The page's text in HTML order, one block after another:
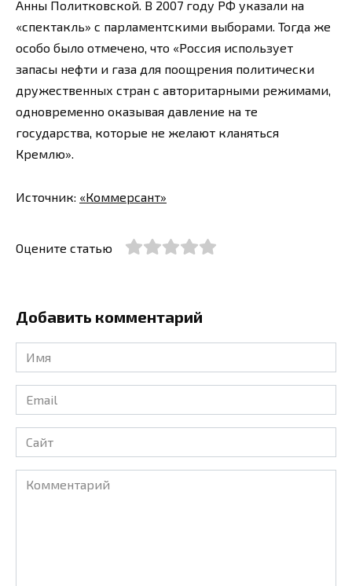
Анны Политковской. В 2007 году РФ указали на
«спектакль» с парламентскими выборами. Тогда же
особо было отмечено, что «Россия использует
запасы нефти и газа для поощрения политически
дружественных стран с авторитарными режимами,
одновременно оказывая давление на те
государства, которые не желают кланяться
Кремлю».
Источник: «Коммерсант»
Оцените статью
Добавить комментарий
Имя
*
Email
*
Сайт
Комментарий